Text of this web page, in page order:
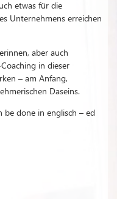
etwas für die
Unternehmens erreichen
aber auch
in dieser
– am Anfang,
Daseins.
be done in englisch – ed